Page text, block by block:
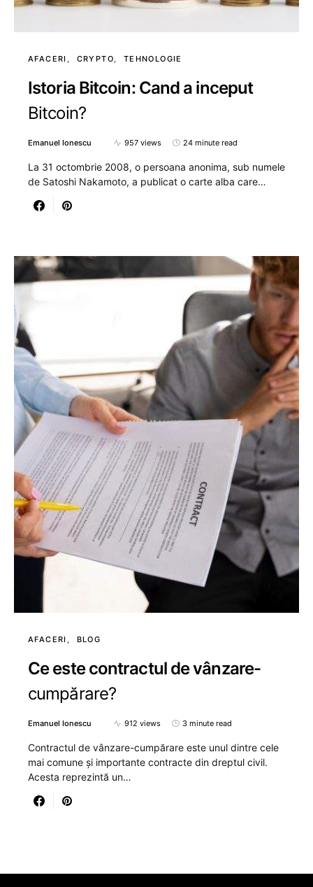
AFACERI CRYPTO TEHNOLOGIE
Istoria Bitcoin: Cand a inceput
Bitcoin?
Emanuel Ionescu 957 views 24 minute read
La 31 octombrie 2008, o persoana anonima, sub numele
de Satoshi Nakamoto, a publicat o carte alba care…
AFACERI BLOG
Ce este contractul de vânzare-
cumpărare?
Emanuel Ionescu 912 views 3 minute read
Contractul de vânzare-cumpărare este unul dintre cele
mai comune și importante contracte din dreptul civil.
Acesta reprezintă un…